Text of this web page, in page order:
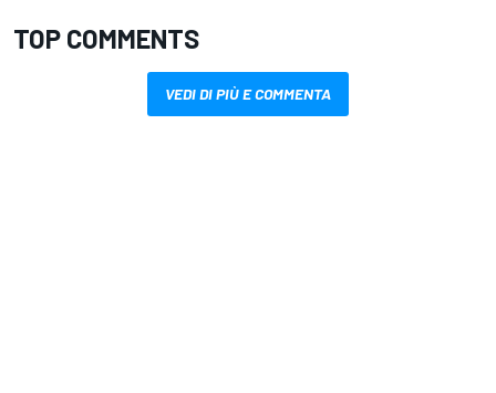
TOP COMMENTS
VEDI DI PIÙ E COMMENTA